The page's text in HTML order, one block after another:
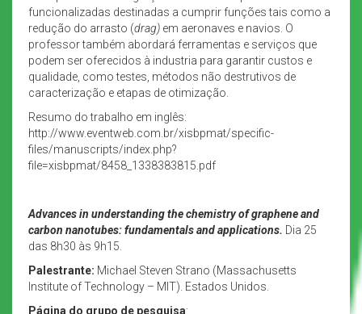
funcionalizadas destinadas a cumprir funções tais como a
redução do arrasto (drag) em aeronaves e navios. O
professor também abordará ferramentas e serviços que
podem ser oferecidos à industria para garantir custos e
qualidade, como testes, métodos não destrutivos de
caracterização e etapas de otimização.
Resumo do trabalho em inglês:
http://www.eventweb.com.br/xisbpmat/specific-
files/manuscripts/index.php?
file=xisbpmat/8458_1338383815.pdf
Advances in understanding the chemistry of graphene and
carbon nanotubes: fundamentals and applications. Dia 25
das 8h30 às 9h15.
Palestrante: Michael Steven Strano (Massachusetts
Institute of Technology – MIT). Estados Unidos.
Página do grupo de pesquisa: